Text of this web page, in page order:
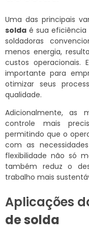
Uma das principais
solda é sua
soldadoras
menos energia,
custos operacionais.
importante para
otimizar seus
qualidade.
Adicionalmente, as
controle mais
permitindo que o
com as
flexibilidade não só
também reduz o
trabalho mais
Aplicações
de solda